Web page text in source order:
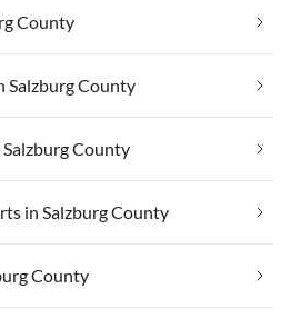
County
Salzburg County
County
in Salzburg County
County